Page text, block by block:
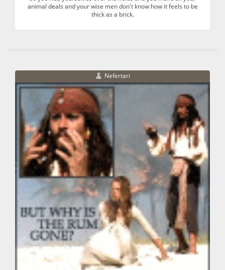
animal deals and your wise men don't know how it feels to be
thick as a brick.
Nefertari